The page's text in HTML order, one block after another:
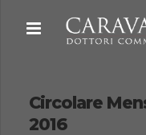
Circolare
2016